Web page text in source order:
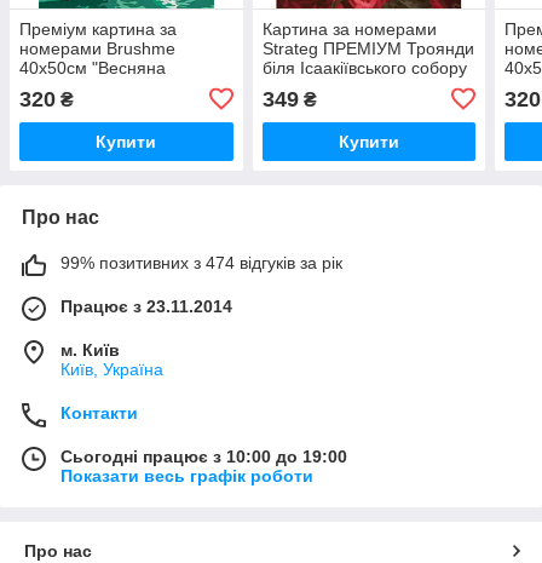
Преміум картина за
номерами Brushme
40x50см "Весняна
320 ₴
Купити
Картина за номерами
Strateg ПРЕМІУМ Троянди
біля Ісаакіївського собору
з лаком розміром 40х50
см (GS1241)
349₴
Купити
320
Про нас
99% позитивних з 474 відгуків за рік
Працює з 23.11.2014
м. Київ
Київ, Україна
Контакти
Сьогодні працює з 10:00 до 19:00
Показати весь графік роботи
Про нас